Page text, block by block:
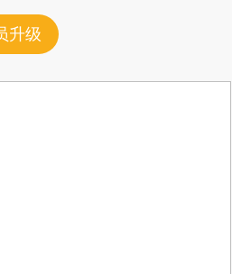
升级